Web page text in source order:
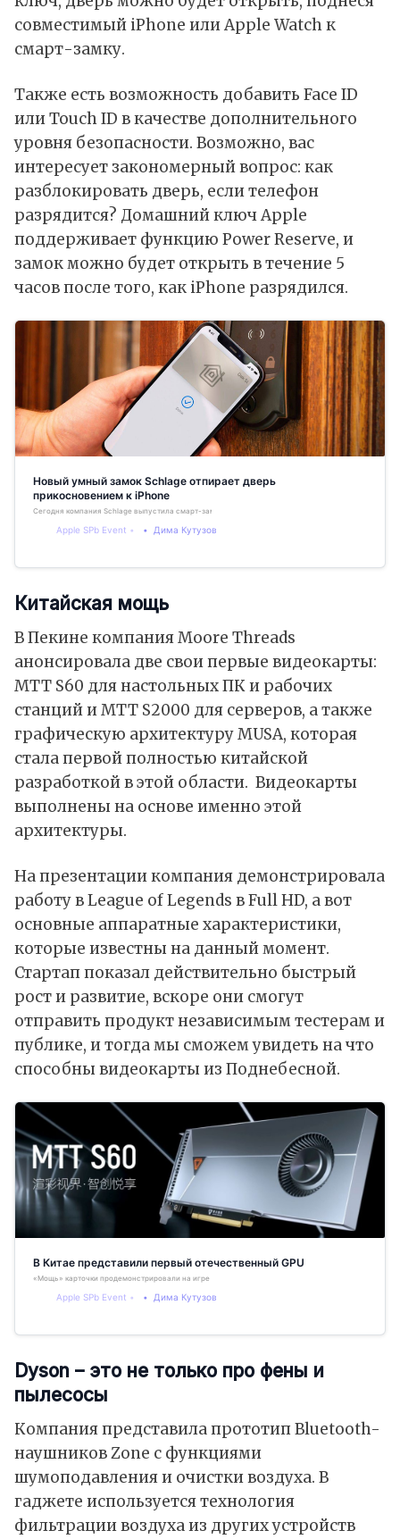
совместимый iPhone или Apple Watch к
смарт-замку.
Также есть возможность добавить Face ID
или Touch ID в качестве дополнительного
уровня безопасности. Возможно, вас
интересует закономерный вопрос: как
разблокировать дверь, если телефон
разрядится? Домашний ключ Apple
поддерживает функцию Power Reserve, и
замок можно будет открыть в течение 5
часов после того, как iPhone разрядился.
Новый умный замок Schlage отпирает дверь
прикосновением к iPhone
Сегодня компания Schlage выпустила смарт-замок Encode Plus с поддержкой функции
Apple SPb Event Дима Кутузов
Китайская мощь
В Пекине компания Moore Threads
анонсировала две свои первые видеокарты:
MTT S60 для настольных ПК и рабочих
станций и MTT S2000 для серверов, а также
графическую архитектуру MUSA, которая
стала первой полностью китайской
разработкой в этой области. Видеокарты
выполнены на основе именно этой
архитектуры.
На презентации компания демонстрировала
работу в League of Legends в Full HD, а вот
основные аппаратные характеристики,
которые известны на данный момент.
Стартап показал действительно быстрый
рост и развитие, вскоре они смогут
отправить продукт независимым тестерам и
публике, и тогда мы сможем увидеть на что
способны видеокарты из Поднебесной.
В Китае представили первый отечественный GPU
«Мощь» карточки продемонстрировали на игре League of Legends
Apple SPb Event Дима Кутузов
Dyson – это не только про фены и
пылесосы
Компания представила прототип Bluetooth-
наушников Zone с функциями
шумоподавления и очистки воздуха. В
гаджете используется технология
фильтрации воздуха из других устройств